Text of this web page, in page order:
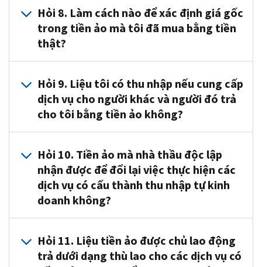
trao
đổi.
Một
tiền
ảo
có
chuyển
đổi,
có
nghĩa
là
chúng
có
giá
lý
thuế
đối
ảo,
xem
Thông báo
Để
biết
thêm
thông
việc
xử
tiền
mã
hóa được
trên
sổ
cái
được
gọi
là
giao
dịch
"trên
chuỗi";
một
giao
về
tài
sản
vốn,
vốn
và
lỗ
phẩm
544,
Bán
và
cách
xử
lý
khác
của
bằng
tiền
thật,
thì
bạn
không
bắt
buộc
phải
trả
có
cho
câu
hỏi
của
1040.
quan
đến
tiền
ảo
năm
2021
là
mua
ảo
bằng
tiền
thật,
không
bắt
tiền
ảo
không
quá
năm
trước
khi
bán
trao
đổi
chúng,
thì
có
lãi
7.
Lãi
hoặc
lỗ
bạn
sẽ
là
chênh
giữa
giá
gốc
đã
của
bạn
Hỏi 8. Làm cách nào để xác định giá gốc
trong tiền ảo mà tôi đã mua bằng tiền
thật?
8.
Giá
gốc của
bạn
được
gọi
là
"giá
của
bạn)
Hỏi 9. Liệu tôi có thu nhập nếu cung cấp
dịch vụ cho người khác và người đó trả
cho tôi bằng tiền ảo không?
9.
Có.
Khi
nhận
tài
bao
gồm
Hỏi 10. Tiền ảo mà nhà thầu độc lập
nhận được để đổi lại việc thực hiện các
dịch vụ có cấu thành thu nhập tự kinh
doanh không?
10.
Có.
Hỏi 11. Liệu tiền ảo được chủ lao động
trả dưới dạng thù lao cho các dịch vụ có